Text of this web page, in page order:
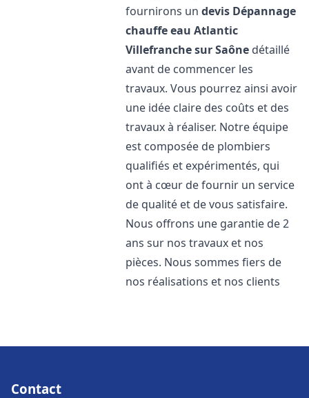
fournirons undevis Dépannage
chauffe eau Atlantic
Villefranche sur Saône détaillé
avant de commencer les
travaux. Vous pourrez ainsi avoir
une idée claire des coûts et des
travaux à réaliser. Notre équipe
est composée de plombiers
qualifiés et expérimentés, qui
ont à cœur de fournir un service
de qualité et de vous satisfaire.
Nous offrons une garantie de 2
ans sur nos travaux et nos
pièces. Nous sommes fiers de
nos réalisations et nos clients
Contact